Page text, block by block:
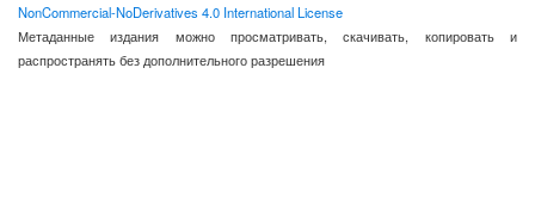
NonCommercial-NoDerivatives 4.0 International License
Метаданные издания можно просматривать, скачивать, копировать и
распространять без дополнительного разрешения